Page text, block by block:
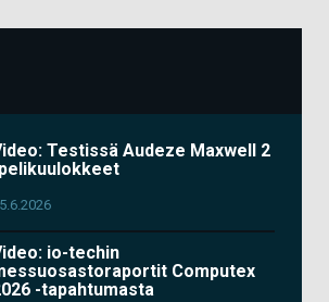
Testissä Audeze Maxwell 2
io-techin
Computex
-tapahtumasta